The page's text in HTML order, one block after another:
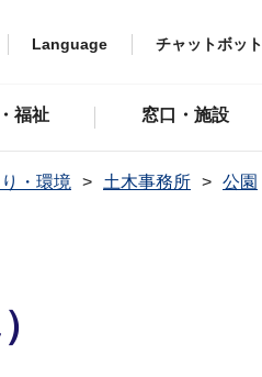
Language チャットボット
福祉 窓口・施設
・環境 土木事務所 公園